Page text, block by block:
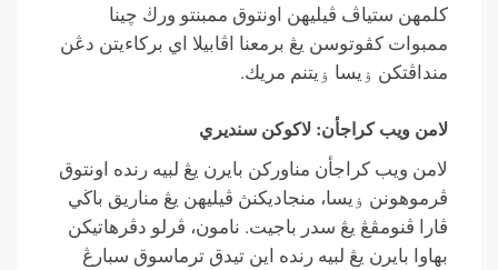
كلمهن ستياڤ ڤيليهن اونتوق ممبنتو ورڬ چينا
ممبوات كڤوتوسن يڠ برمعنا اڤابيلا اي بركاءيتن دڠن
منداڤتكن ۏيسا ۏيتنم مريك.
لامن ويب كراجأن: لاكوكن سنديري
لامن ويب كراجأن مناوركن بايرن يڠ لبيه رنده اونتوق
ڤرموهونن ۏيسا، منجاديكنڽ ڤيليهن يڠ مناريق باڬي
ڤارا ڤنومڤڠ يڠ سدر باجيت. نامون، ڤرلو دڤرهاتيكن
بهاوا بايرن يڠ لبيه رنده اين تيدق ترماسوق سبارڠ